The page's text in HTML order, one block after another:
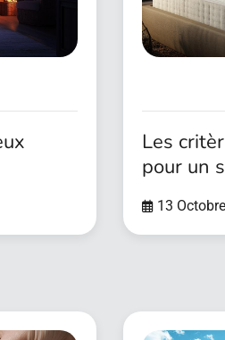
Les
pour un
13